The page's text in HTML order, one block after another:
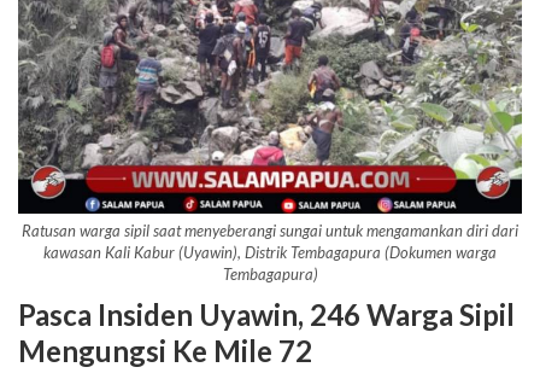
Ratusan warga sipil saat menyeberangi sungai untuk mengamankan diri dari
kawasan Kali Kabur (Uyawin), Distrik Tembagapura (Dokumen warga
Tembagapura)
Pasca Insiden Uyawin, 246 Warga Sipil
Mengungsi Ke Mile 72